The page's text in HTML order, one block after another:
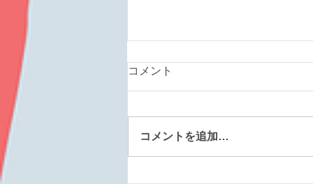
コメント
コメントを追加…